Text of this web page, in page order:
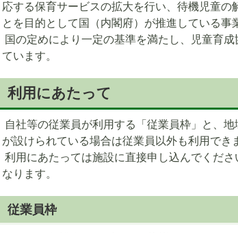
応する保育サービスの拡大を行い、待機児童
とを目的として国（内閣府）が推進している事
国の定めにより一定の基準を満たし、児童育
ています。
利用にあたって
自社等の従業員が利用する「従業員枠」と、
が設けられている場合は従業員以外も利用でき
利用にあたっては施設に直接申し込んでくだ
なります。
従業員枠
6
目
ス